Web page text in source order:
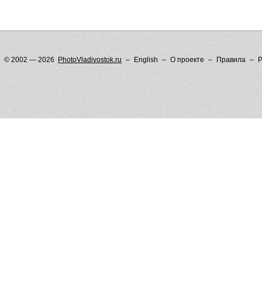
© 2002 — 2026 PhotoVladivostok.ru English О проекте Правила